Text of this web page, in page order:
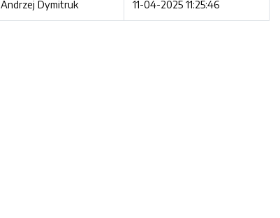
Andrzej Dymitruk 11-04-2025 11:25:46